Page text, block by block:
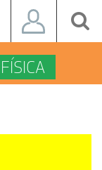
FÍSICA